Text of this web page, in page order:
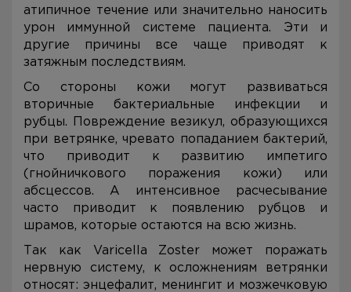
атипичное течение или значительно наносить
урон иммунной системе пациента. Эти и
другие причины все чаще приводят к
затяжным последствиям.
Со стороны кожи могут развиваться
вторичные бактериальные инфекции и
рубцы. Повреждение везикул, образующихся
при ветрянке, чревато попаданием бактерий,
что приводит к развитию импетиго
(гнойничкового поражения кожи) или
абсцессов. А интенсивное расчесывание
часто приводит к появлению рубцов и
шрамов, которые остаются на всю жизнь.
Так как Varicella Zoster может поражать
нервную систему, к осложнениям ветрянки
относят: энцефалит, менингит и мозжечковую